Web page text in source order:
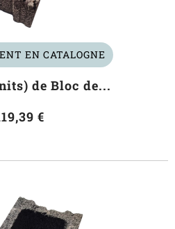
EN CATALOGNE
de Bloc de...
€